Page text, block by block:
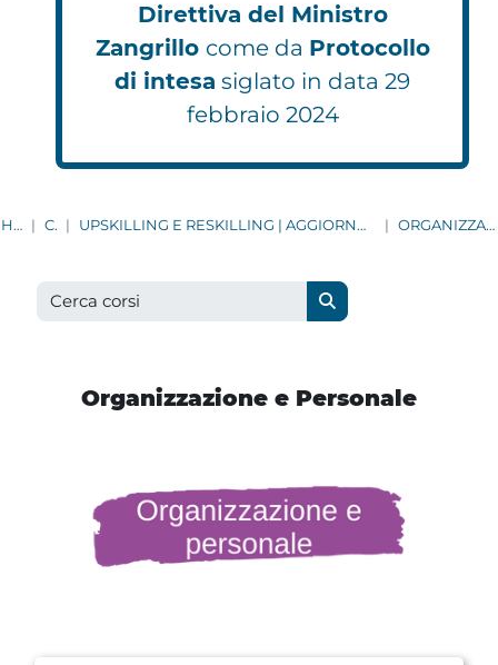
Direttiva del Ministro
Zangrillo come da Protocollo
di intesa siglato in data 29
febbraio 2024
HOME CORSI UPSKILLING E RESKILLING | AGGIORNAMENTO CONTINUO PER TUTTI I DIPENDENTI COMUNALI ORGANIZZAZIONE E PERSONALE
Cerca corsi
Cerca corsi
Organizzazione e Personale